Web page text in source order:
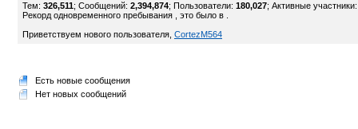
Тем: 326,511; Сообщений: 2,394,874; Пользователи: 180,027; Активные
Рекорд одновременного пребывания , это было в .
Приветствуем нового пользователя, CortezM564
Есть новые сообщения
Нет новых сообщений